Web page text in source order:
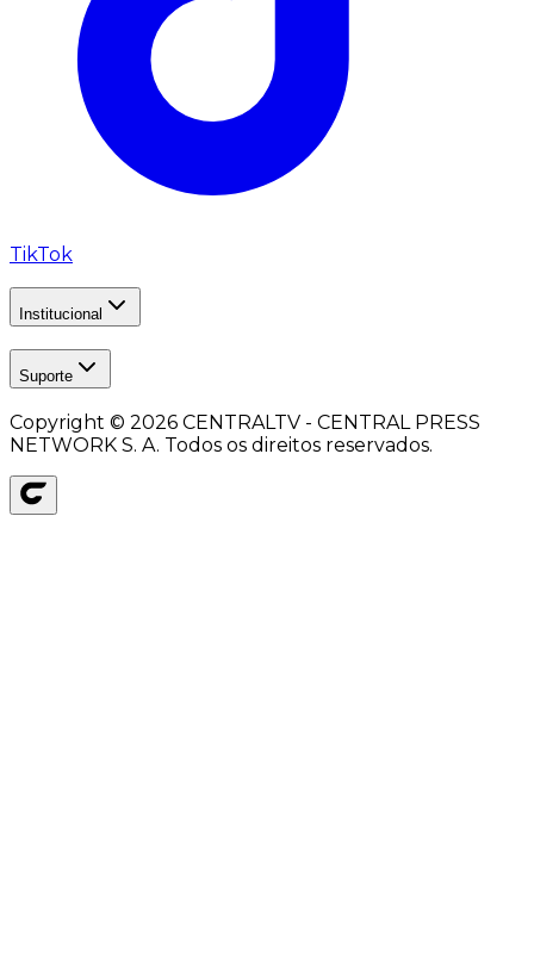
TikTok
Institucional
Suporte
Copyright © 2026 CENTRALTV - CENTRAL PRESS
NETWORK S. A. Todos os direitos reservados.